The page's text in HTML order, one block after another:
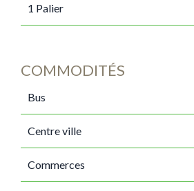
1 Palier
COMMODITÉS
Bus
Centre ville
Commerces